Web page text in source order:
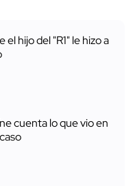
el hijo del "R1" le hizo a
cuenta lo que vio en